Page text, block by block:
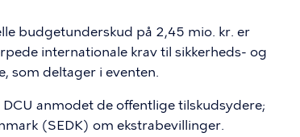
budgetunderskud på 2,45 mio. kr. er
internationale krav til sikkerheds- og
som deltager i eventen.
anmodet de offentlige tilskudsydere;
(SEDK) om ekstrabevillinger.